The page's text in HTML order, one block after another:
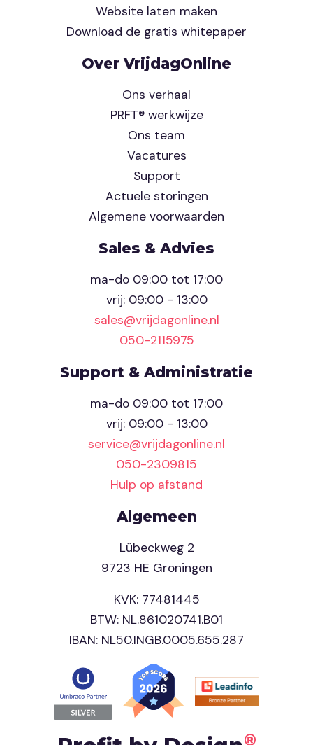
Website laten maken
Download de gratis whitepaper
Over VrijdagOnline
Ons verhaal
PRFT® werkwijze
Ons team
Vacatures
Support
Actuele storingen
Algemene voorwaarden
Sales & Advies
ma-do 09:00 tot 17:00
vrij: 09:00 - 13:00
sales@vrijdagonline.nl
050-2115975
Support & Administratie
ma-do 09:00 tot 17:00
vrij: 09:00 - 13:00
service@vrijdagonline.nl
050-2309815
Hulp op afstand
Algemeen
Lübeckweg 2
9723 HE Groningen
KVK: 77481445
BTW: NL.861020741.B01
IBAN: NL50.INGB.0005.655.287
®